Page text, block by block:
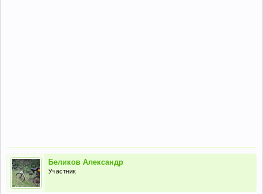
Беликов Александр
Участник